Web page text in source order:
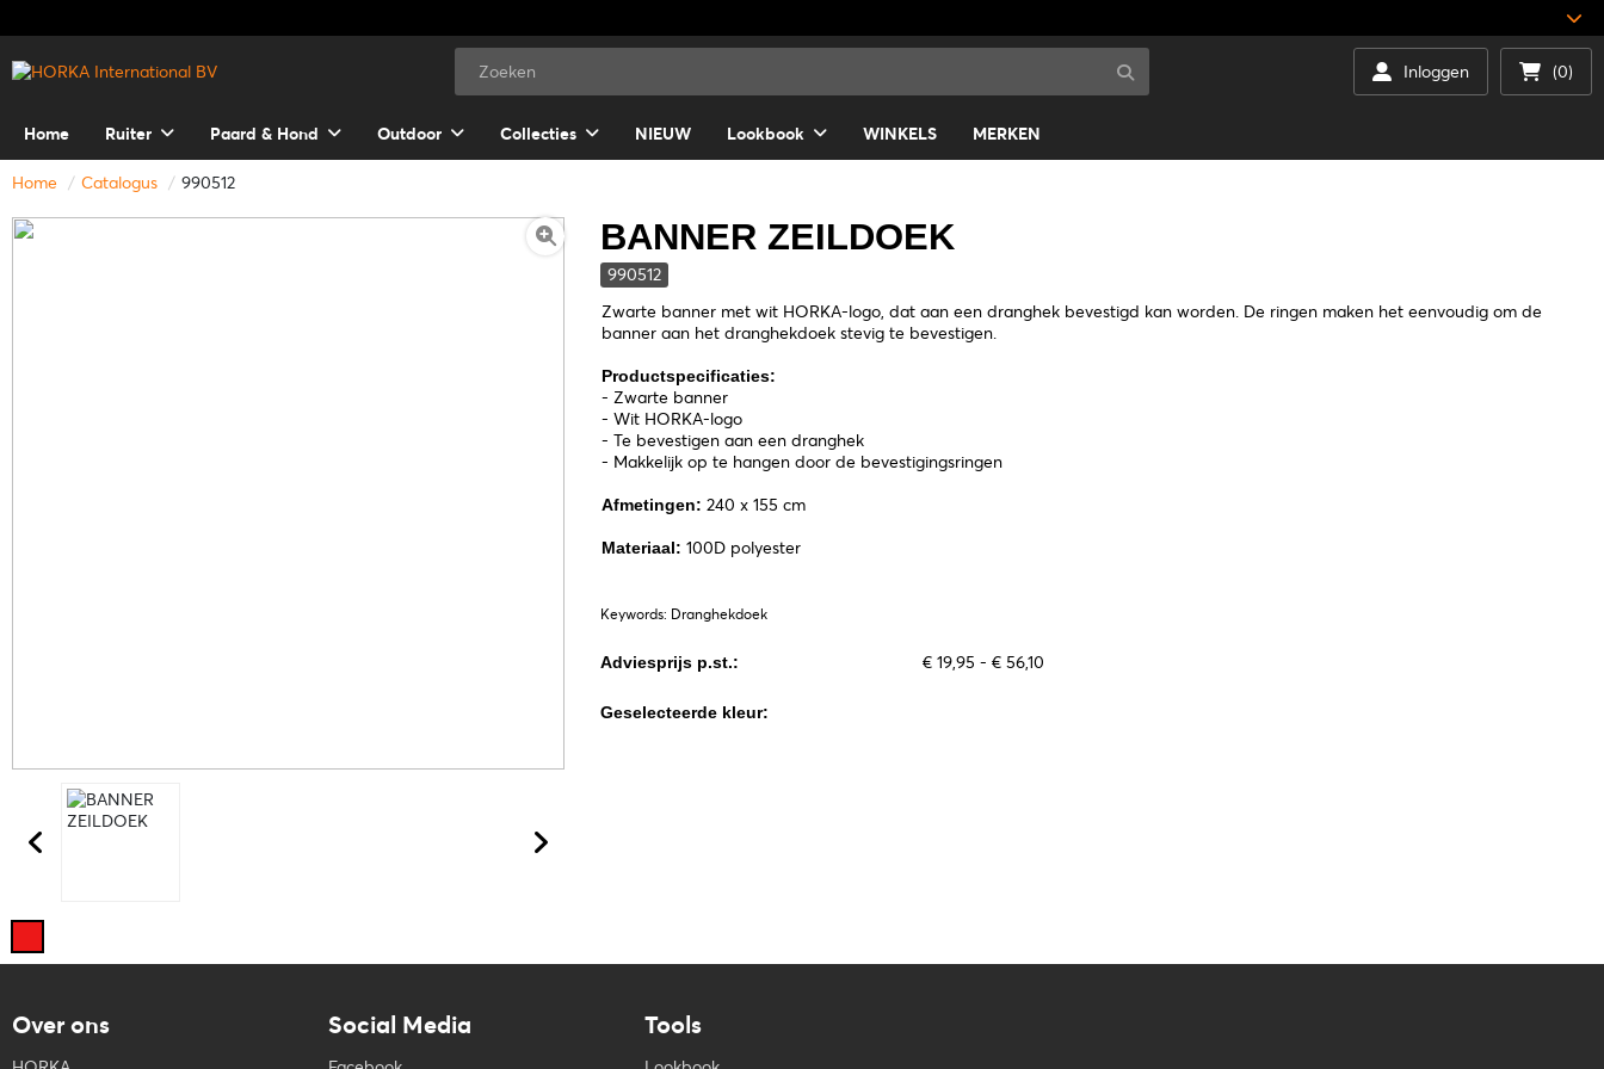
Inloggen (0)
Home Ruiter Paard & Hond Outdoor Collecties NIEUW Lookbook WINKELS MERKEN
Home Catalogus 990512
BANNER ZEILDOEK
990512
Zwarte banner met wit HORKA-logo, dat aan een dranghek bevestigd kan worden. De ringen maken het eenvoudig om de
banner aan het dranghekdoek stevig te bevestigen.
Productspecificaties:
- Zwarte banner
- Wit HORKA-logo
- Te bevestigen aan een dranghek
- Makkelijk op te hangen door de bevestigingsringen
Afmetingen:240 x 155 cm
Materiaal:100D polyester
Keywords: Dranghekdoek
Adviesprijs p.st.: € 19,95 - € 56,10
Geselecteerde kleur:
Over ons Social Media Tools